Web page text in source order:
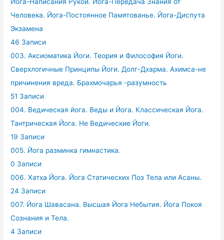
Человека. Йога-Постоянное Памятованье. Йога-Диспута
Экзамена
46 Записи
003. Аксиоматика Йоги. Теория и Философия Йоги.
Сверхлогичные Принципы Йоги. Долг-Дхарма. Ахимса-не
причинения вреда. Брахмочарья -разумность
51 Записи
004. Ведическая йога. Веды и Йога. Классическая Йога.
Тантрическая Йога. Не Ведические Йоги.
19 Записи
005. Йога разминка гимнастика.
0 Записи
006. Хатха Йога. Йога Статических Поз Тела или Асаны.
24 Записи
007. Йога Шавасана. Высшая Йога Небытия. Йога Покоя
Сознания и Тела.
4 Записи